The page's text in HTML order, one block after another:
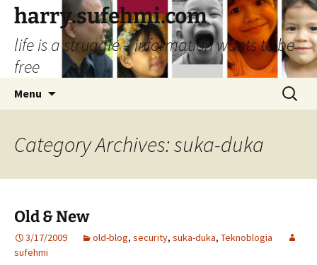
Skip
content
harry.sufehmi.com
life is a struggle – information wants to be
free
Menu
Search
for:
Category Archives: suka-duka
Old & New
3/17/2009 old-blog, security, suka-duka, Teknoblogia
sufehmi